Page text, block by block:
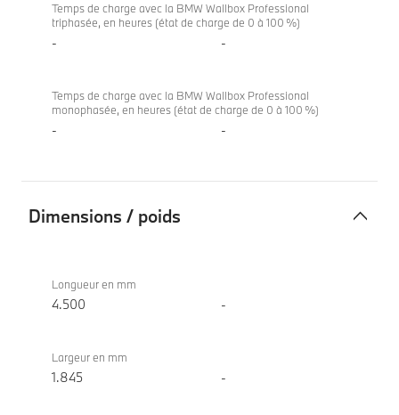
Temps de charge avec la BMW Wallbox Professional
triphasée, en heures (état de charge de 0 à 100 %)
- -
Temps de charge avec la BMW Wallbox Professional
monophasée, en heures (état de charge de 0 à 100 %)
- -
Dimensions / poids
poids
xDrive30e
Longueur en mm
4.500 -
Largeur en mm
1.845 -